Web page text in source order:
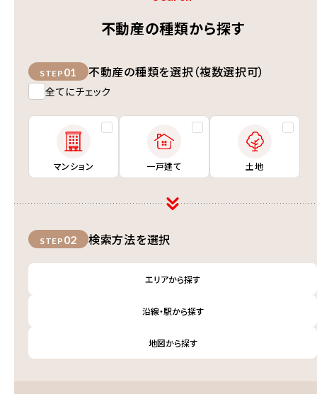
不動産の種類から探す
STEP 01 不動産の種類を選択（複数選択可）
全てにチェック
マンション 一戸建て 土地
STEP 02 検索方法を選択
エリアから探す
沿線・駅から探す
地図から探す